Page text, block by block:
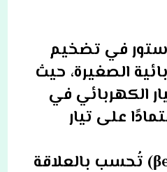
في تضخيم
الصغيرة، حيث
الكهربائي في
على تيار